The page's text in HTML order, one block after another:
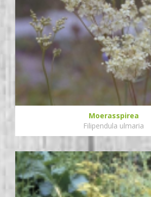
Moerasspirea
Filipendula ulmaria